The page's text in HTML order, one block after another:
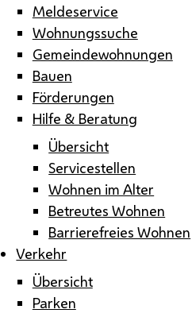
Meldeservice
Wohnungssuche
Gemeindewohnungen
Bauen
Förderungen
Hilfe & Beratung
Übersicht
Servicestellen
Wohnen im Alter
Betreutes Wohnen
Barrierefreies Wohnen
Verkehr
Übersicht
Parken